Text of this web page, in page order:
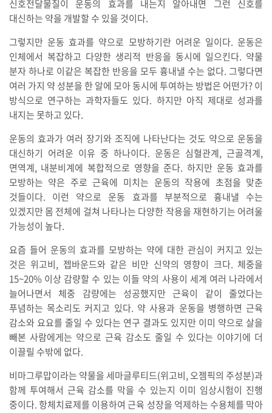
신호전달물질이 운동의 효과를 내는지 알아내면 그런 신호를
대신하는 약을 개발할 수 있을 것이다.
그렇지만 운동 효과를 약으로 모방하기란 어려운 일이다. 운동은
인체에서 복잡하고 다양한 생리적 반응을 동시에 일으킨다. 약물
분자 하나로 이같은 복잡한 반응을 모두 흉내낼 수는 없다. 그렇다면
여러 가지 약 성분을 한 알에 모아 동시에 투여하는 방법은 어떤가? 이
방식으로 연구하는 과학자들도 있다. 하지만 아직 제대로 성과를
내지는 못하고 있다.
운동의 효과가 여러 장기와 조직에 나타난다는 것도 약으로 운동을
대신하기 어려운 이유 중 하나이다. 운동은 심혈관계, 근골격계,
면역계, 내분비계에 복합적으로 영향을 준다. 하지만 운동 효과를
모방하는 약은 주로 근육에 미치는 운동의 작용에 초점을 맞춘
것들이다. 이런 약으로 운동 효과를 부분적으로 흉내낼 수는
있겠지만 몸 전체에 걸쳐 나타나는 다양한 작용을 재현하기는 어려울
가능성이 높다.
요즘 들어 운동의 효과를 모방하는 약에 대한 관심이 커지고 있는
것은 위고비, 젭바운드와 같은 비만 신약의 영향이 크다. 체중을
15~20% 이상 감량할 수 있는 이들 약의 사용이 세계 여러 나라에서
늘어나면서 체중 감량에는 성공했지만 근육이 같이 줄었다는
푸념하는 목소리도 커지고 있다. 약 사용과 운동을 병행하면 근육
감소와 요요를 줄일 수 있다는 연구 결과도 있지만 이미 약으로 살을
빼본 사람에게는 약으로 근육 감소도 줄일 수 있다는 이야기에 더
이끌릴 수밖에 없다.
비마그루맙이라는 약물을 세마글루티드(위고비, 오젬픽의 주성분)과
함께 투여해서 근육 감소를 막을 수 있는지 이미 임상시험이 진행
중이다. 항체치료제를 이용하여 근육 성장을 억제하는 수용체를 막아